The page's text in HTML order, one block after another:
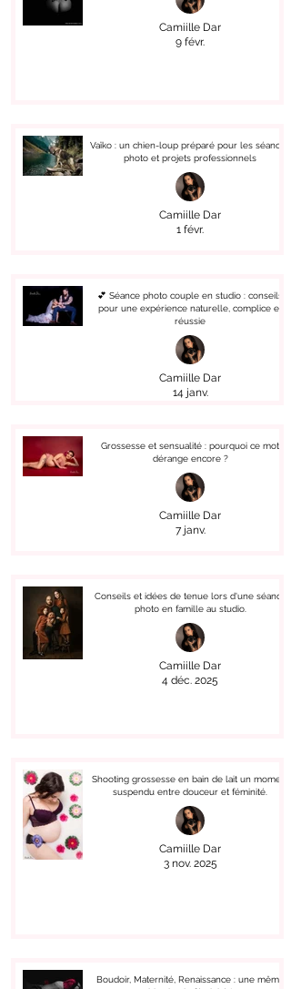
Camiille Dar
9 févr.
Vaïko : un chien-loup préparé pour les séances
photo et projets professionnels
Camiille Dar
1 févr.
💕 Séance photo couple en studio : conseils
pour une expérience naturelle, complice et
réussie
Camiille Dar
14 janv.
Grossesse et sensualité : pourquoi ce mot
dérange encore ?
Camiille Dar
7 janv.
Conseils et idées de tenue lors d'une séance
photo en famille au studio.
Camiille Dar
4 déc. 2025
Shooting grossesse en bain de lait un moment
suspendu entre douceur et féminité.
Camiille Dar
3 nov. 2025
Boudoir, Maternité, Renaissance : une même